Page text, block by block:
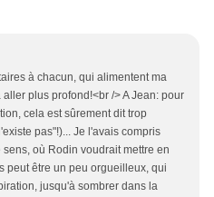
à chacun, qui alimentent ma
plus profond!<br /> A Jean: pour
cela est sûrement dit trop
pas"!)... Je l'avais compris
où Rodin voudrait mettre en
peut être un peu orgueilleux, qui
jusqu'à sombrer dans la